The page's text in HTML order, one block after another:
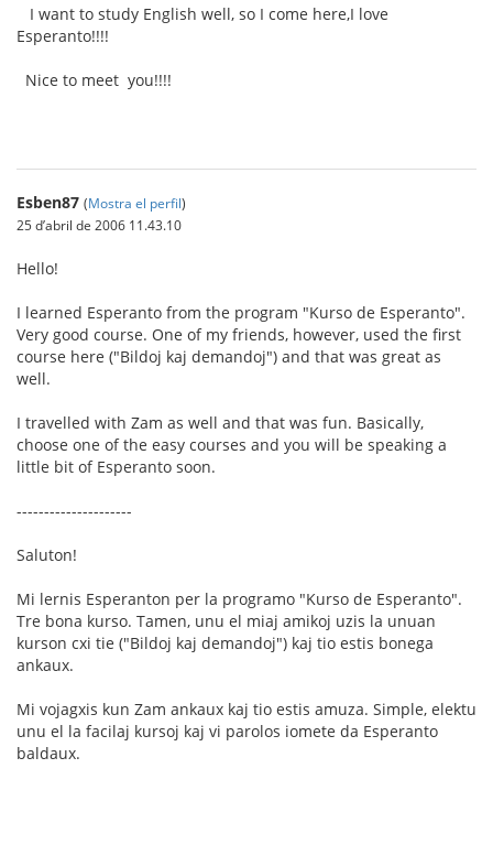
I want to study English well, so I come here,I love
Esperanto!!!!
Nice to meet you!!!!
Esben87 (Mostra el perfil)
25 d’abril de 2006 11.43.10
Hello!
I learned Esperanto from the program "Kurso de Esperanto".
Very good course. One of my friends, however, used the first
course here ("Bildoj kaj demandoj") and that was great as
well.
I travelled with Zam as well and that was fun. Basically,
choose one of the easy courses and you will be speaking a
little bit of Esperanto soon.
---------------------
Saluton!
Mi lernis Esperanton per la programo "Kurso de Esperanto".
Tre bona kurso. Tamen, unu el miaj amikoj uzis la unuan
kurson cxi tie ("Bildoj kaj demandoj") kaj tio estis bonega
ankaux.
Mi vojagxis kun Zam ankaux kaj tio estis amuza. Simple, elektu
unu el la facilaj kursoj kaj vi parolos iomete da Esperanto
baldaux.